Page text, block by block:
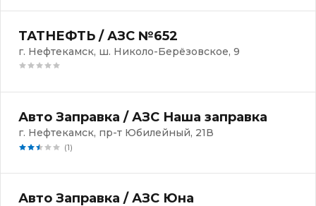
ТАТНЕФТЬ / АЗС №652
г. Нефтекамск, ш. Николо-Берёзовское, 9
Авто Заправка / АЗС Наша заправка
г. Нефтекамск, пр-т Юбилейный, 21В
(1)
Авто Заправка / АЗС Юна